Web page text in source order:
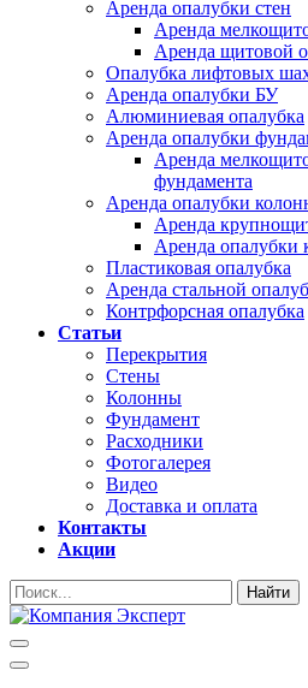
Аренда опалубки стен
Аренда
Аренда щитовой
Опалубка лифтовых
Аренда опалубки БУ
Алюминиевая опалубка
Аренда опалубки
Аренда
фундамента
Аренда опалубки
Аренда
Аренда опалубки
Пластиковая опалубка
Аренда стальной
Контрфорсная опалубка
Статьи
Перекрытия
Стены
Колонны
Фундамент
Расходники
Фотогалерея
Видео
Доставка и оплата
Контакты
Акции
Найти